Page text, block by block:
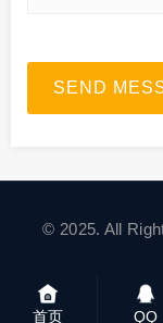
SEND
© 2025. All
首页 QQ